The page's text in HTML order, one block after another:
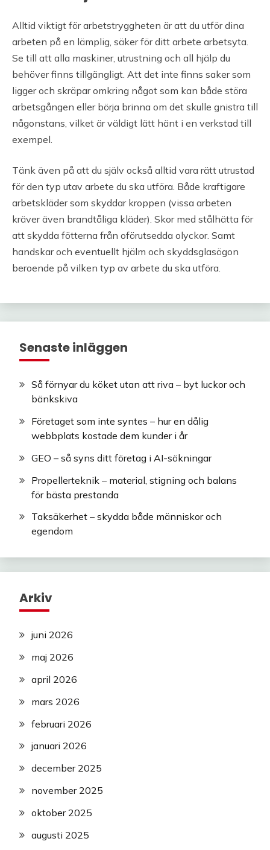
Alltid viktigt för arbetstryggheten är att du utför dina
arbeten på en lämplig, säker för ditt arbete arbetsyta.
Se till att alla maskiner, utrustning och all hjälp du
behöver finns tillgängligt. Att det inte finns saker som
ligger och skräpar omkring något som kan både störa
arbetsgången eller börja brinna om det skulle gnistra till
någonstans, vilket är väldigt lätt hänt i en verkstad till
exempel.
Tänk även på att du själv också alltid vara rätt utrustad
för den typ utav arbete du ska utföra. Både kraftigare
arbetskläder som skyddar kroppen (vissa arbeten
kräver även brandtåliga kläder). Skor med stålhätta för
att skydda fötterna från oförutsedda olyckor. Samt
handskar och eventuellt hjälm och skyddsglasögon
beroende på vilken typ av arbete du ska utföra.
Senaste inläggen
Så förnyar du köket utan att riva – byt luckor och
bänkskiva
Företaget som inte syntes – hur en dålig
webbplats kostade dem kunder i år
GEO – så syns ditt företag i AI-sökningar
Propellerteknik – material, stigning och balans
för bästa prestanda
Taksäkerhet – skydda både människor och
egendom
Arkiv
juni 2026
maj 2026
april 2026
mars 2026
februari 2026
januari 2026
december 2025
november 2025
oktober 2025
augusti 2025